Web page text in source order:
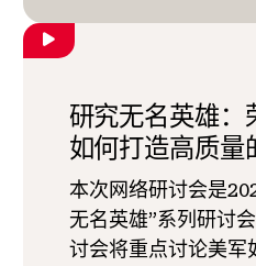
研究无名英雄：
如何打造高质量
本次网络研讨会是
无名英雄”系列研讨
讨会将重点讨论美